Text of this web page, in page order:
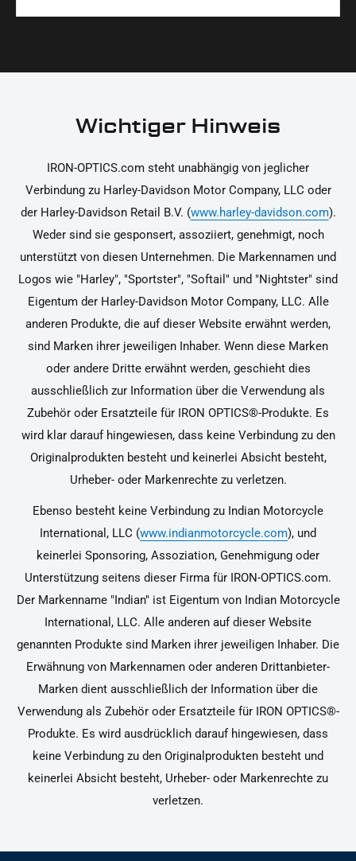
korrekt an deinem Motorrad zu installieren.
Ja, du kannst die Teile innerhalb von 14 Tagen
Rücksendung findest du in unseren
Wichtiger Hinweis
IRON-OPTICS.com steht unabhängig von jeglicher
Verbindung zu Harley-Davidson Motor Company, LLC oder
der Harley-Davidson Retail B.V. (www.harley-davidson.com).
Weder sind sie gesponsert, assoziiert, genehmigt, noch
unterstützt von diesen Unternehmen. Die Markennamen und
Logos wie "Harley", "Sportster", "Softail" und "Nightster" sind
Eigentum der Harley-Davidson Motor Company, LLC. Alle
anderen Produkte, die auf dieser Website erwähnt werden,
sind Marken ihrer jeweiligen Inhaber. Wenn diese Marken
oder andere Dritte erwähnt werden, geschieht dies
ausschließlich zur Information über die Verwendung als
Zubehör oder Ersatzteile für IRON OPTICS®-Produkte. Es
wird klar darauf hingewiesen, dass keine Verbindung zu den
Originalprodukten besteht und keinerlei Absicht besteht,
Urheber- oder Markenrechte zu verletzen.
Ebenso besteht keine Verbindung zu Indian Motorcycle
International, LLC (www.indianmotorcycle.com), und
keinerlei Sponsoring, Assoziation, Genehmigung oder
Unterstützung seitens dieser Firma für IRON-OPTICS.com.
Der Markenname "Indian" ist Eigentum von Indian Motorcycle
International, LLC. Alle anderen auf dieser Website
genannten Produkte sind Marken ihrer jeweiligen Inhaber. Die
Erwähnung von Markennamen oder anderen Drittanbieter-
Marken dient ausschließlich der Information über die
Verwendung als Zubehör oder Ersatzteile für IRON OPTICS®-
Produkte. Es wird ausdrücklich darauf hingewiesen, dass
keine Verbindung zu den Originalprodukten besteht und
keinerlei Absicht besteht, Urheber- oder Markenrechte zu
verletzen.